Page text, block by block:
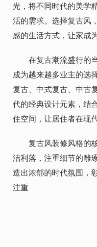
光，将不同时代的美学
活的需求。选择复古风
感的生活方式，让家成
在复古潮流盛行的
成为越来越多业主的选
复古、中式复古、中古
代的经典设计元素，结
住空间，让居住者在现
复古风装修风格的
洁利落，注重细节的雕
造出浓郁的时代氛围，
注重